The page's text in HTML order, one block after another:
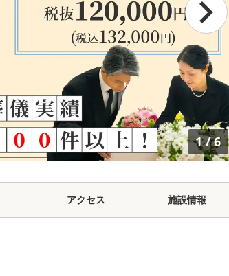
1/6
アクセス 施設情報